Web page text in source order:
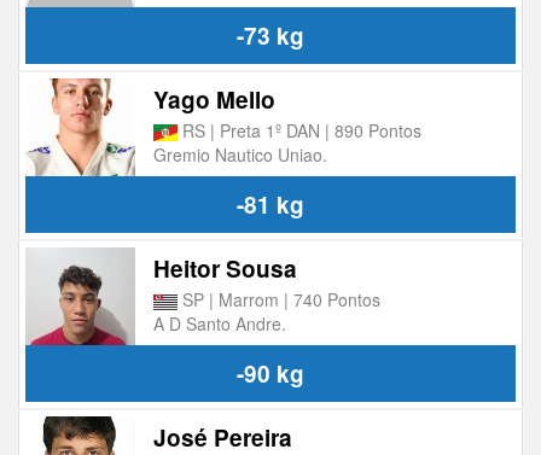
-73 kg
Yago Mello
RS | Preta 1º DAN | 890 Pontos
Gremio Nautico Uniao.
-81 kg
Heitor Sousa
SP | Marrom | 740 Pontos
A D Santo Andre.
-90 kg
José Pereira